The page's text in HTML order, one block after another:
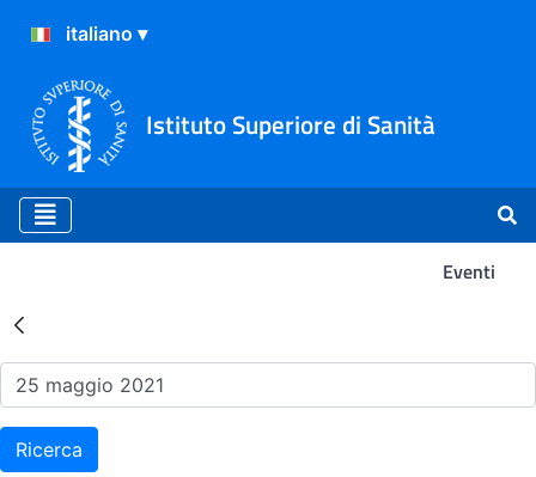
Istituto Superiore di Sanità
Eventi
Risultati della Ricerca -
Ricerca